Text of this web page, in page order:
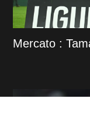
Mercato :